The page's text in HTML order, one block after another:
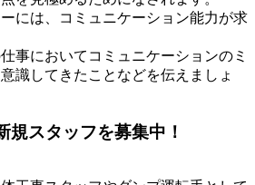
には、コミュニケーション能力が求
事においてコミュニケーションのミ
識してきたことなどを伝えましょ
規スタッフを募集中！